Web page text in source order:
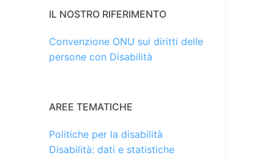
IL NOSTRO RIFERIMENTO
Convenzione ONU sui diritti delle
persone con Disabilità
AREE TEMATICHE
Politiche per la disabilità
Disabilità: dati e statistiche